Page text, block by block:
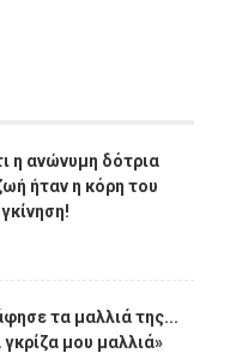
η ανώνυμη δότρια
ήταν η κόρη του
τα μαλλιά της...
μου μαλλιά»